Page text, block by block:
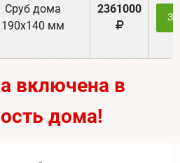
Cруб дома
190х140 мм
2361000
включена в
дома!